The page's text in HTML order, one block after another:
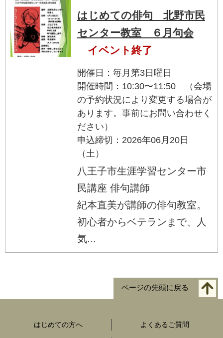
はじめての俳句 北野市民
センター教室 ６月句会
イベント終了
開催日：毎月第3日曜日
開催時間：10:30〜11:50 （会場
の予約状況により変更する場合が
あります。事前にお問い合わせく
ださい）
申込締切：2026年06月20日
（土）
八王子市生涯学習センター市
民講座 俳句講師
紀本直美が講師の俳句教室。
初心者からベテランまで、人
気...
ページの先頭に戻る
はじめての方へ よくあるご質問